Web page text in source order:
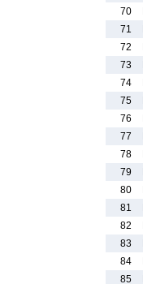
70
71
72
73
74
75
76
77
78
79
80
81
82
83
84
85